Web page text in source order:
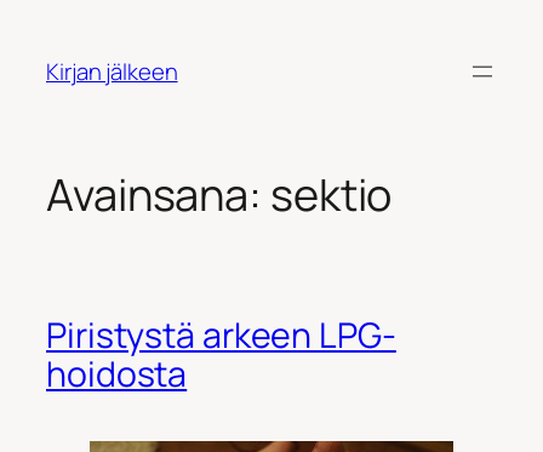
Kirjan jälkeen
Avainsana: sektio
Piristystä arkeen LPG-
hoidosta